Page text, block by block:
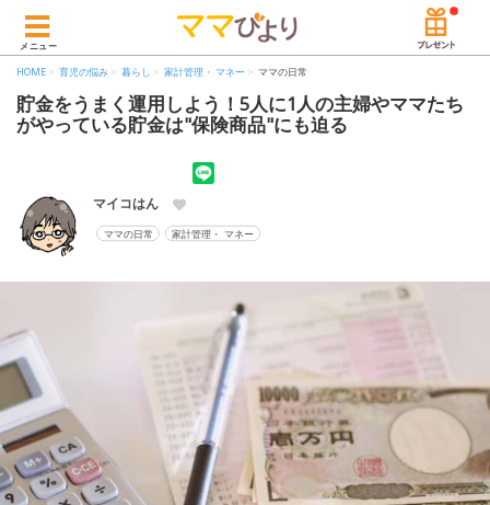
メニュー
HOME 育児の悩み 暮らし 家計管理・ マネー ママの日常
貯金をうまく運用しよう！5人に1人の主婦やママたち
がやっている貯金は"保険商品"にも迫る
マイコはん
ママの日常 家計管理・ マネー